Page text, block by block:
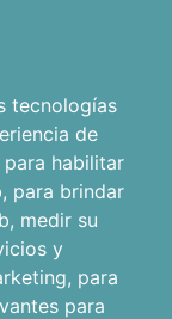
tecnologías
de
para habilitar
, para brindar
, medir su
y
, para
para